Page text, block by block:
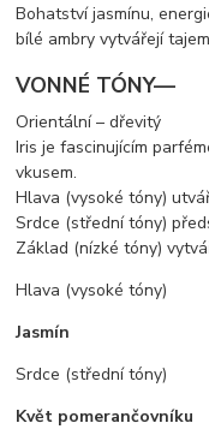
Bohatství jasmínu,
bílé ambry vytvářejí
VONNÉ TÓNY—
Orientální – dřevitý
Iris je fascinujícím
vkusem.
Hlava (vysoké tóny)
Srdce (střední tóny)
Základ (nízké tóny)
Hlava (vysoké tóny)
Jasmín
Srdce (střední tóny)
Květ pomerančovníku